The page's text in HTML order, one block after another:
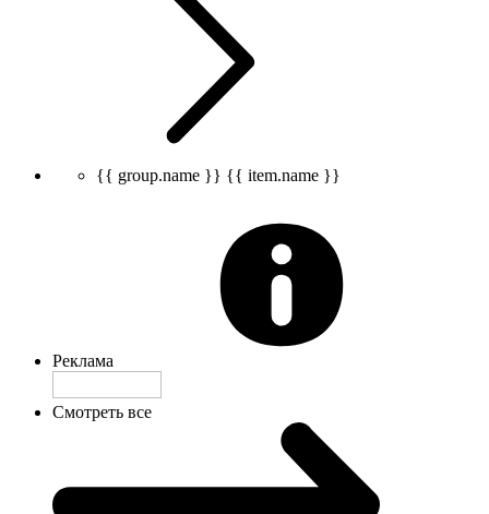
{{ group.name }} {{ item.name }}
Реклама
Смотреть все